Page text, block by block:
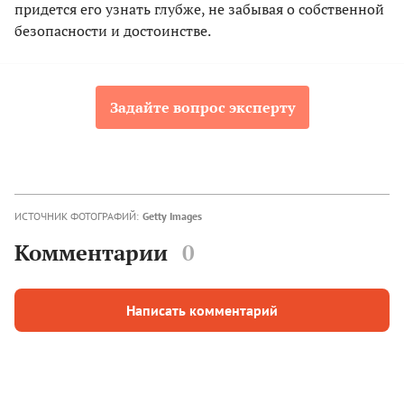
придется его узнать глубже, не забывая о собственной
безопасности и достоинстве.
Задайте вопрос эксперту
ИСТОЧНИК ФОТОГРАФИЙ: Getty Images
Комментарии 0
Написать комментарий